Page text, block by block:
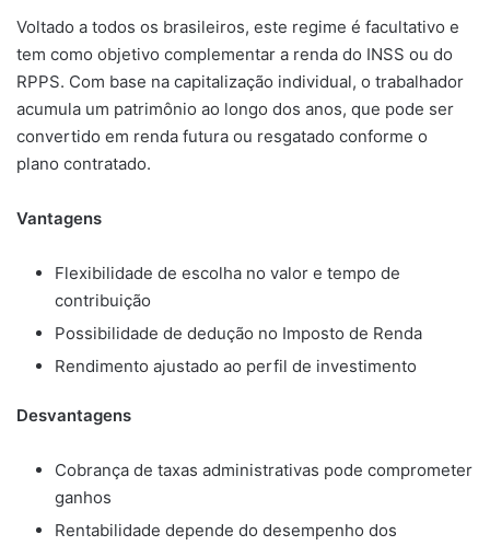
Voltado a todos os brasileiros, este regime é facultativo e
tem como objetivo complementar a renda do INSS ou do
RPPS. Com base na capitalização individual, o trabalhador
acumula um patrimônio ao longo dos anos, que pode ser
convertido em renda futura ou resgatado conforme o
plano contratado.
Vantagens
Flexibilidade de escolha no valor e tempo de
contribuição
Possibilidade de dedução no Imposto de Renda
Rendimento ajustado ao perfil de investimento
Desvantagens
Cobrança de taxas administrativas pode comprometer
ganhos
Rentabilidade depende do desempenho dos